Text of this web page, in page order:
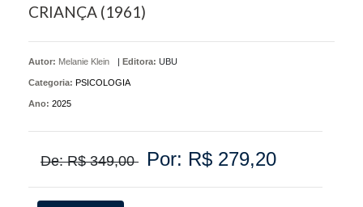
CRIANÇA (1961)
Autor: Melanie Klein | Editora: UBU
Categoria: PSICOLOGIA
Ano: 2025
De: R$ 349,00 Por: R$ 279,20